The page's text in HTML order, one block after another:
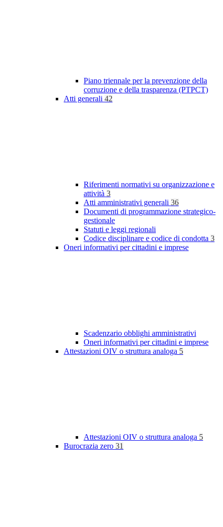
Piano triennale per la prevenzione della
corruzione e della trasparenza (PTPCT)
Atti generali 42
Riferimenti normativi su organizzazione e
attività 3
Atti amministrativi generali 36
Documenti di programmazione strategico-
gestionale
Statuti e leggi regionali
Codice disciplinare e codice di condotta 3
Oneri informativi per cittadini e imprese
Scadenzario obblighi amministrativi
Oneri informativi per cittadini e imprese
Attestazioni OIV o struttura analoga 5
Attestazioni OIV o struttura analoga 5
Burocrazia zero 31